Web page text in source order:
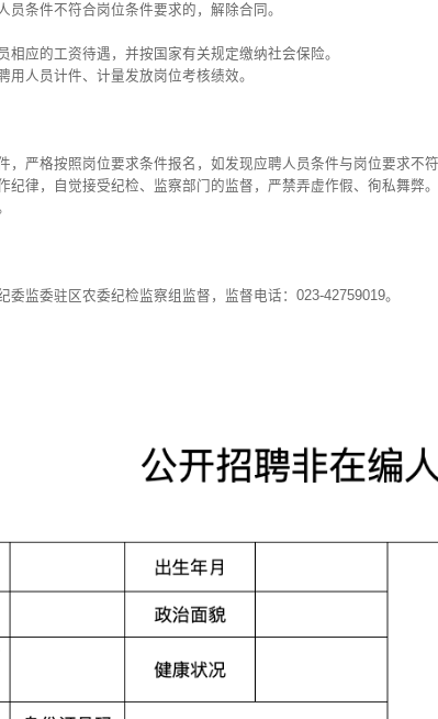
条件不符合岗位条件要求的，解除合同。
应的工资待遇，并按国家有关规定缴纳社会保险。
人员计件、计量发放岗位考核绩效。
严格按照岗位要求条件报名，如发现应聘人员条件与岗位要求不
律，自觉接受纪检、监察部门的监督，严禁弄虚作假、徇私舞弊
监委驻区农委纪检监察组监督，监督电话：023-42759019。